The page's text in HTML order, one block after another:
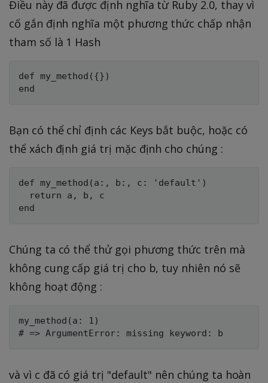
Điều này đã được định nghĩa từ Ruby 2.0, thay vì
cố gắn định nghĩa một phương thức chấp nhận
tham số là 1 Hash
def my_method({})
Bạn có thể chỉ định các Keys bắt buộc, hoặc có
thể xách định giá trị mặc định cho chúng :
def my_method(a:, b:, c: 'default')
  return a, b, c
Chúng ta có thể thử gọi phương thức trên mà
không cung cấp giá trị cho b, tuy nhiên nó sẽ
không hoạt động :
my_method(a: 1)
và vì c đã có giá trị "default" nên chúng ta hoàn